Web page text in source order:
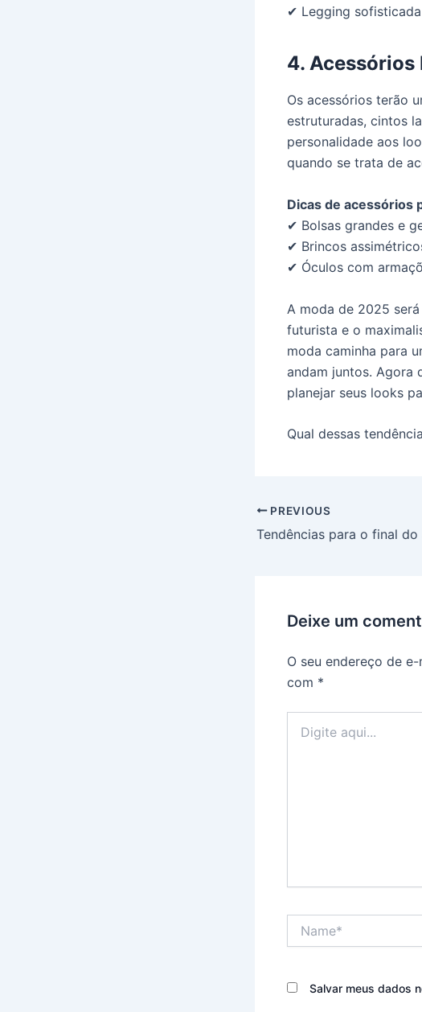
✔ Legging
4.
Os acessórios terão
estruturadas, cintos
personalidade aos
quando se trata de
Dicas de acessórios
✔ Bolsas grandes e
✔ Brincos
✔ Óculos com
A moda de 2025
futurista e o
moda caminha para
andam juntos. Agora
planejar seus looks
Qual dessas
PREVIOUS
Tendências para o final do
Deixe um
O seu endereço de
com *
aqui...
Salvar meus dados